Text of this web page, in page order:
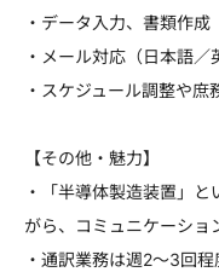
・データ入力、書類作成
・メール対応（日本語／
・スケジュール調整や庶
【その他・魅力】
・「半導体製造装置」
がら、コミュニケーショ
・通訳業務は週2～3回